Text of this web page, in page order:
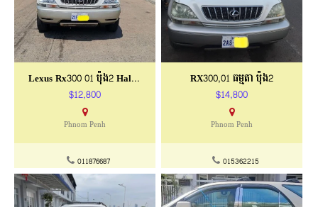
Lexus Rx300 01 ប៉ុង2 Half-Full ម្ចាស់ផ្ទាល់
$12,800
Phnom Penh
011876687
RX300,01 ធម្មតា ប៉ុង2
$14,800
Phnom Penh
015362215